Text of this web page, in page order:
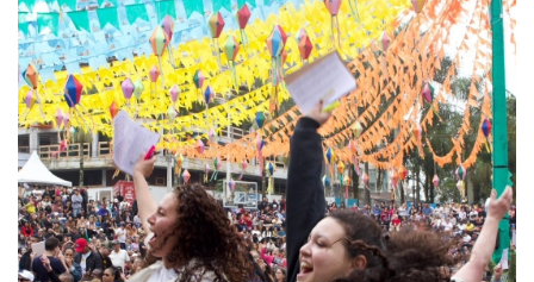
07/08/2026 | 07:00
Prefeitura de Itapema segue com credenciamento aberto para artistas e
produtores culturais
ITAPEMA